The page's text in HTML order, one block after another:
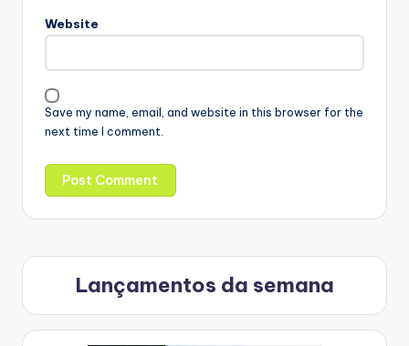
Website
Save my name, email, and website in this browser for the
next time I comment.
Lançamentos da semana